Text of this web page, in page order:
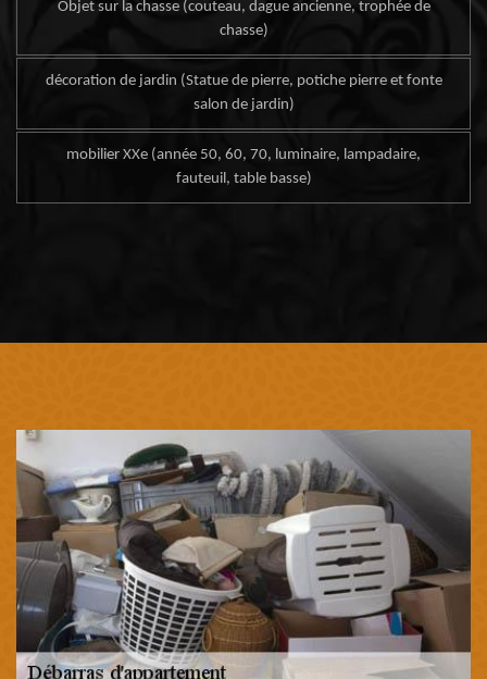
Objet sur la chasse (couteau, dague ancienne, trophée de
chasse)
décoration de jardin (Statue de pierre, potiche pierre et fonte
salon de jardin)
mobilier XXe (année 50, 60, 70, luminaire, lampadaire,
fauteuil, table basse)